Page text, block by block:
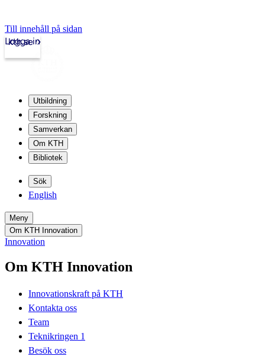
Till innehåll på sidan
kth.se
Logga in
Utbildning
Forskning
Samverkan
Om KTH
Bibliotek
Sök
English
Meny
Om KTH Innovation
Innovation
Om KTH Innovation
Innovationskraft på KTH
Kontakta oss
Team
Teknikringen 1
Besök oss